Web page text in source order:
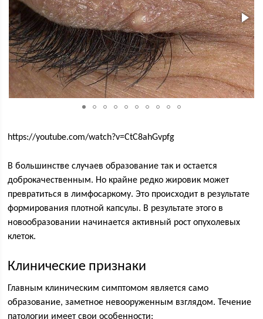
https://youtube.com/watch?v=CtC8ahGvpfg
В большинстве случаев образование так и остается
доброкачественным. Но крайне редко жировик может
превратиться в лимфосаркому. Это происходит в результате
формирования плотной капсулы. В результате этого в
новообразовании начинается активный рост опухолевых
клеток.
Клинические признаки
Главным клиническим симптомом является само
образование, заметное невооруженным взглядом. Течение
патологии имеет свои особенности: